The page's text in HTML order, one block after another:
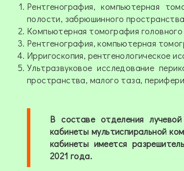
Рентгенография, компьютерная
полости, забрюшинного
Компьютерная томография
Рентгенография, компьютерная
Ирригоскопия, рентгенологическое
Ультразвуковое исследование
пространства, малого таза,
В составе отделения
кабинеты мультиспиральной
кабинеты имеется
2021 года.